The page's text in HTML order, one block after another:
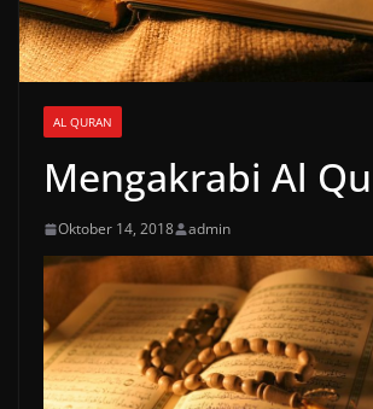
AL QURAN
Mengakrabi Al
Oktober 14, 2018 admin